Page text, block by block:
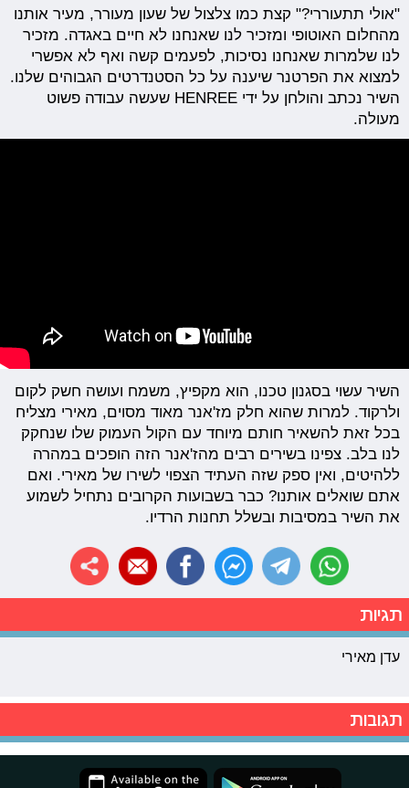
"אולי תתעוררי?" קצת כמו צלצול של שעון מעורר, מעיר אותנו
מהחלום האוטופי ומזכיר לנו שאנחנו לא חיים באגדה. מזכיר
לנו שלמרות שאנחנו נסיכות, לפעמים קשה ואף לא אפשרי
למצוא את הפרטנר שיענה על כל הסטנדרטים הגבוהים שלנו.
השיר נכתב והולחן על ידי HENREE שעשה עבודה פשוט
מעולה.
השיר עשוי בסגנון טכנו, הוא מקפיץ, משמח ועושה חשק לקום
ולרקוד. למרות שהוא חלק מז'אנר מאוד מסוים, מאירי מצליח
בכל זאת להשאיר חותם מיוחד עם הקול העמוק שלו שנחקק
לנו בלב. צפינו בשירים רבים מהז'אנר הזה הופכים במהרה
ללהיטים, ואין ספק שזה העתיד הצפוי לשירו של מאירי. ואם
אתם שואלים אותנו? כבר בשבועות הקרובים נתחיל לשמוע
את השיר במסיבות ובשלל תחנות הרדיו.
תגיות
עדן מאירי
תגובות